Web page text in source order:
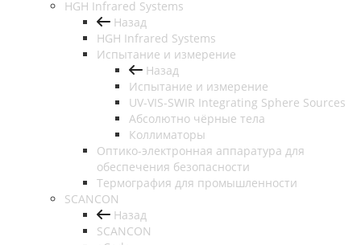
HGH Infrared Systems
Назад
HGH Infrared Systems
Испытание и измерение
Назад
Испытание и измерение
UV-VIS-SWIR Integrating Sphere Sources
Абсолютно чёрные тела
Коллиматоры
Оптико-электронная аппаратура для
обеспечения безопасности
Термография для промышленности
SCANCON
Назад
SCANCON